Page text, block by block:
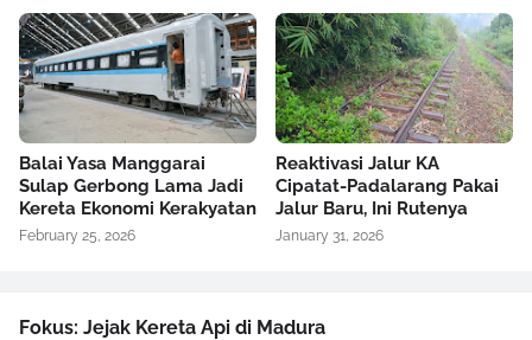
Balai Yasa Manggarai
Sulap Gerbong Lama Jadi
Kereta Ekonomi Kerakyatan
February 25, 2026
Reaktivasi Jalur KA
Cipatat-Padalarang Pakai
Jalur Baru, Ini Rutenya
January 31, 2026
Fokus: Jejak Kereta Api di Madura